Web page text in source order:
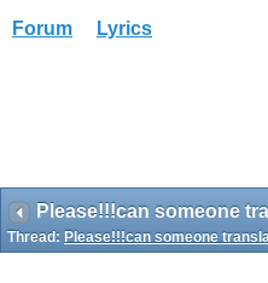
Forum Lyrics
Please!!!can someone
Thread: Please!!!can someone